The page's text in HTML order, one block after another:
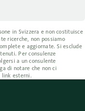
in Svizzera e non costituisce
ricerche, non possiamo
e aggiornate. Si esclude
Per consulenze
a un consulente
di notare che non ci
link esterni.